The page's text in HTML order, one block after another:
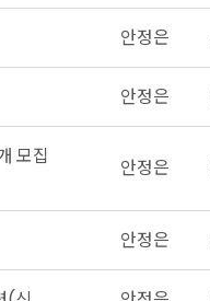
안정은
안정은
모집
안정은
안정은